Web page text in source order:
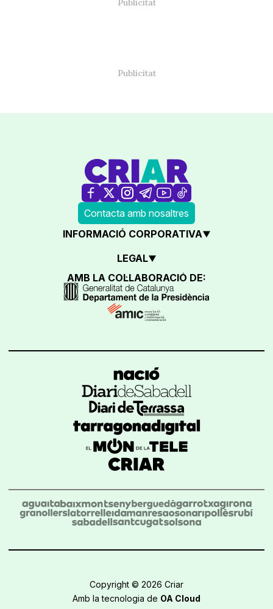
Contacta amb nosaltres
INFORMACIÓ CORPORATIVA
LEGAL
AMB LA COL·LABORACIÓ DE:
Copyright © 2026 Criar
Amb la tecnologia de OA Cloud